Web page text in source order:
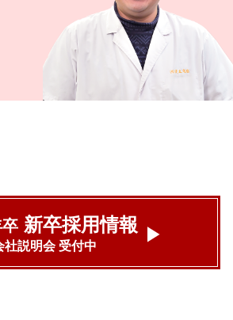
新卒採用情報
社説明会 受付中